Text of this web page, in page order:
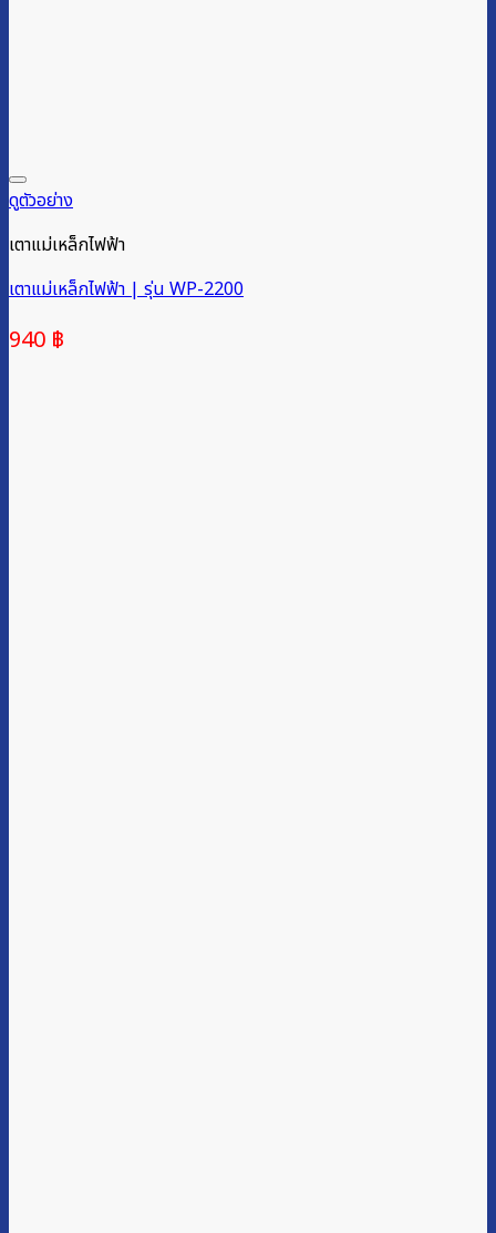
ดูตัวอย่าง
เตาแม่เหล็กไฟฟ้า
เตาแม่เหล็กไฟฟ้า | รุ่น WP-2200
940 ฿